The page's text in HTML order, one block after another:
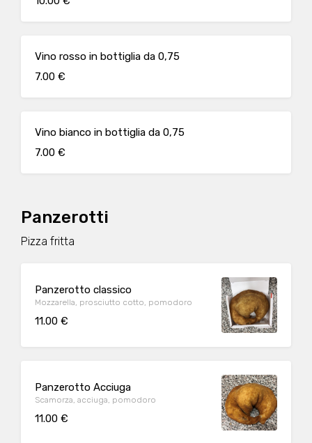
Vino rosso in bottiglia da 0,75
7.00 €
Vino bianco in bottiglia da 0,75
7.00 €
Panzerotti
Pizza fritta
Panzerotto classico
Mozzarella, prosciutto cotto, pomodoro
11.00 €
Panzerotto Acciuga
Scamorza, acciuga, pomodoro
11.00 €